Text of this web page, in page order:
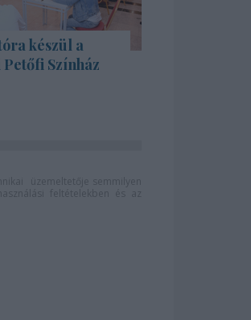
készül a
Színház